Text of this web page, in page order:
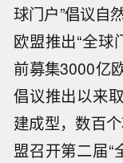
球门户”倡议自
欧盟推出“全球
前募集3000亿
倡议推出以来
建成型，数百
盟召开第二届“